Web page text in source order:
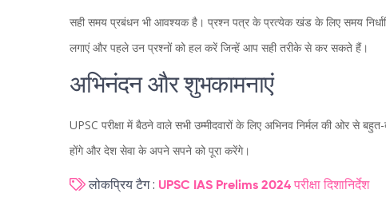
सही समय प्रबंधन भी आवश्यक है। प्रश्न पत्र के प्रत्येक खंड के लिए समय
लगाएं और पहले उन प्रश्नों को हल करें जिन्हें आप सही तरीके से कर सकते हैं।
अभिनंदन और शुभकामनाएं
UPSC परीक्षा में बैठने वाले सभी उम्मीदवारों के लिए अभिनव निर्मल की ओर
होंगे और देश सेवा के अपने सपने को पूरा करेंगे।
लोकप्रिय टैग : UPSC IAS Prelims 2024 परीक्षा दिशानिर्देश